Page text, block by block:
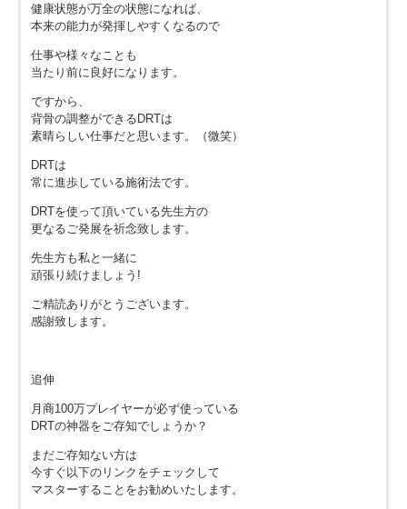
健康状態が万全の状態になれば、
本来の能力が発揮しやすくなるので
仕事や様々なことも
当たり前に良好になります。
ですから、
背骨の調整ができるDRTは
素晴らしい仕事だと思います。（微笑）
DRTは
常に進歩している施術法です。
DRTを使って頂いている先生方の
更なるご発展を祈念致します。
先生方も私と一緒に
頑張り続けましょう!
ご精読ありがとうございます。
感謝致します。
追伸
月商100万プレイヤーが必ず使っている
DRTの神器をご存知でしょうか？
まだご存知ない方は
今すぐ以下のリンクをチェックして
マスターすることをお勧めいたします。